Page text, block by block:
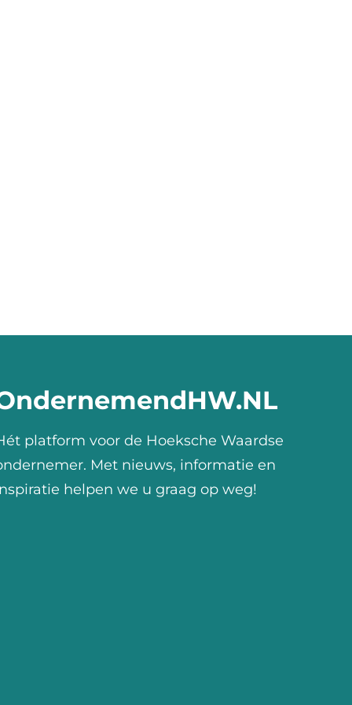
platform voor de Hoeksche Waardse
Met nieuws, informatie en
helpen we u graag op weg!